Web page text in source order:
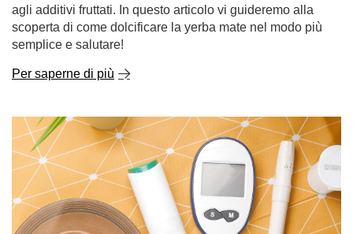
agli additivi fruttati. In questo articolo vi guideremo alla
scoperta di come dolcificare la yerba mate nel modo più
semplice e salutare!
Per saperne di più